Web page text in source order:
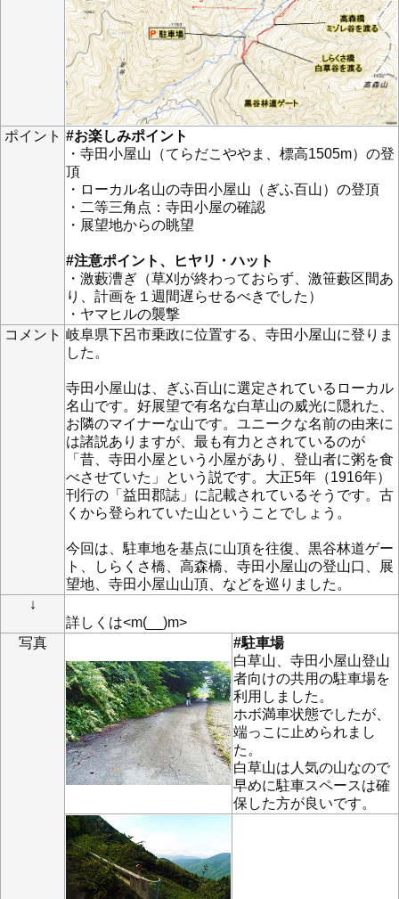
ポイント #お楽しみポイント
・寺田小屋山（てらだこややま、標高1505m）の登
頂
・ローカル名山の寺田小屋山（ぎふ百山）の登頂
・二等三角点：寺田小屋の確認
・展望地からの眺望
#注意ポイント、ヒヤリ・ハット
・激藪漕ぎ（草刈が終わっておらず、激笹藪区間あ
り、計画を１週間遅らせるべきでした）
・ヤマヒルの襲撃
コメント 岐阜県下呂市乗政に位置する、寺田小屋山に登りま
した。
寺田小屋山は、ぎふ百山に選定されているローカル
名山です。好展望で有名な白草山の威光に隠れた、
お隣のマイナーな山です。ユニークな名前の由来に
は諸説ありますが、最も有力とされているのが
「昔、寺田小屋という小屋があり、登山者に粥を食
べさせていた」という説です。大正5年（1916年）
刊行の「益田郡誌」に記載されているそうです。古
くから登られていた山ということでしょう。
今回は、駐車地を基点に山頂を往復、黒谷林道ゲー
ト、しらくさ橋、高森橋、寺田小屋山の登山口、展
望地、寺田小屋山山頂、などを巡りました。
↓
詳しくは<m(__)m>
写真
#駐車場
白草山、寺田小屋山登山
者向けの共用の駐車場を
利用しました。
ホボ満車状態でしたが、
端っこに止められまし
た。
白草山は人気の山なので
早めに駐車スペースは確
保した方が良いです。